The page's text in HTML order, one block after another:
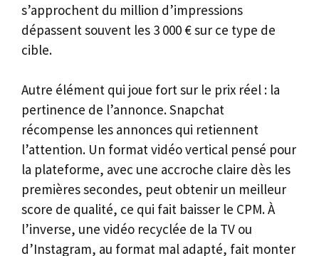
s’approchent du million d’impressions
dépassent souvent les 3 000 € sur ce type de
cible.
Autre élément qui joue fort sur le prix réel : la
pertinence de l’annonce. Snapchat
récompense les annonces qui retiennent
l’attention. Un format vidéo vertical pensé pour
la plateforme, avec une accroche claire dès les
premières secondes, peut obtenir un meilleur
score de qualité, ce qui fait baisser le CPM. À
l’inverse, une vidéo recyclée de la TV ou
d’Instagram, au format mal adapté, fait monter